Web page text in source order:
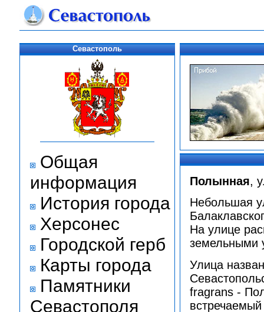
Севастополь
Общая
информация
История города
Херсонес
Городской герб
Карты города
Памятники
Севастополя
Полынная,
Небольшая
На улице
земельными
Улица
fragrans -